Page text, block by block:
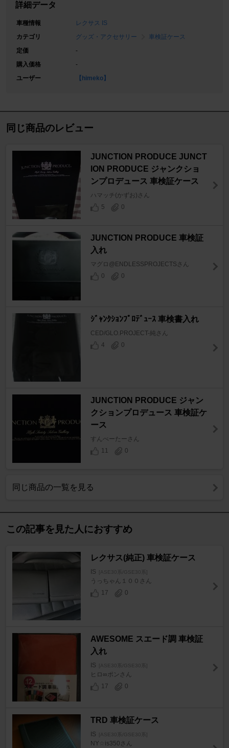
詳細データ
車種情報
レクサス IS
カテゴリ
グッズ・アクセサリー
車検証ケース
定価
-
購入価格
-
ユーザー
【himeko】
同じ商品のレビュー
JUNCTION PRODUCE JUNCT
ION PRODUCE ジャンクショ
ンプロデュース 車検証ケース
ハマッチ(かずお)さん
5
0
JUNCTION PRODUCE 車検証
入れ
マグロ@ENDLESSPROJECTSさん
0
0
ｼﾞｬﾝｸｼｮﾝﾌﾟﾛﾃﾞｭｰｽ 車検書入れ
CED/GLO.PROJECT-純さん
4
0
JUNCTION PRODUCE ジャン
クションプロデュース 車検証ケ
ース
すんぺーたーさん
11
0
同じ商品の一覧を見る
この記事を見た人におすすめ
レクサス(純正) 車検証ケース
IS [ASE30系/GSE30系]
うっちゃん１００さん
17
0
AWESOME スエード調 車検証
入れ
IS [ASE30系/GSE30系]
ヒロ∞ポンさん
17
0
TRD 車検証ケース
IS [ASE30系/GSE30系]
NY☆is350さん